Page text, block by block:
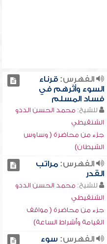
الفهرس:قرناء
السوء وأثرهم في
فساد المسلم
للشيخ: محمد الحسن الددو
الشنقيطي
جزء من محاضرة ( وساوس
الشيطان)
الفهرس:مراتب
القدر
للشيخ: محمد الحسن الددو
الشنقيطي
جزء من محاضرة ( مواقف
القيامة وأشراط الساعة)
الفهرس: سوء